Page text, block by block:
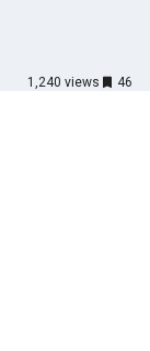
1,240 views 46